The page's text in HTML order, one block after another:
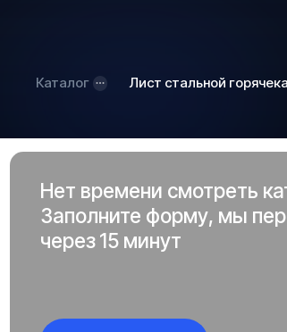
Каталог Лист стальной
Нет времени смотреть
Заполните форму, мы
через 15 минут